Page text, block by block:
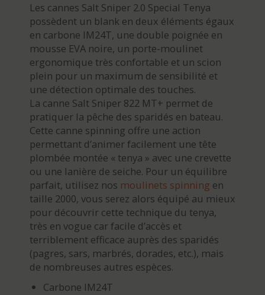
Les cannes Salt Sniper 2.0 Special Tenya
possèdent un blank en deux éléments égaux
en carbone IM24T, une double poignée en
mousse EVA noire, un porte-moulinet
ergonomique très confortable et un scion
plein pour un maximum de sensibilité et
une détection optimale des touches.
La canne Salt Sniper 822 MT+ permet de
pratiquer la pêche des sparidés en bateau.
Cette canne spinning offre une action
permettant d’animer facilement une tête
plombée montée « tenya » avec une crevette
ou une lanière de seiche. Pour un équilibre
parfait, utilisez nos moulinets spinning en
taille 2000, vous serez alors équipé au mieux
pour découvrir cette technique du tenya,
très en vogue car facile d’accès et
terriblement efficace auprès des sparidés
(pagres, sars, marbrés, dorades, etc.), mais
de nombreuses autres espèces.
Carbone IM24T